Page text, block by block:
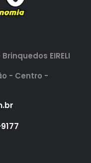
EIRELI
- Centro -